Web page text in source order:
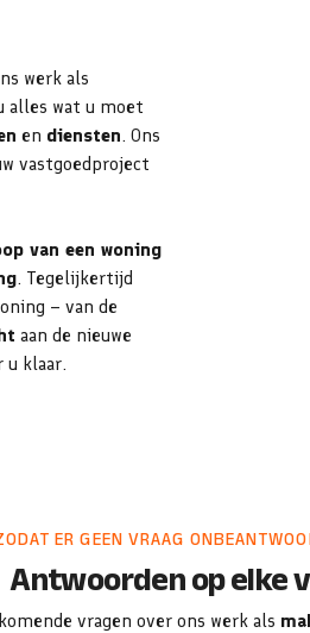
werk als
alles wat u moet
en diensten. Ons
vastgoedproject
van een woning
. Tegelijkertijd
– van de
aan de nieuwe
u klaar.
ER GEEN VRAAG
Antwoorden op elke
vragen over ons werk als